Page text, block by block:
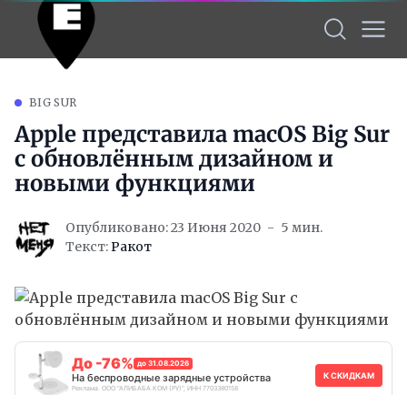
BIG SUR
Apple представила macOS Big Sur
с обновлённым дизайном и
новыми функциями
Опубликовано: 23 Июня 2020
5 мин.
Текст:Ракот
До -76% до 31.08.2026
На беспроводные зарядные устройства
Реклама. ООО "АЛИБАБА.КОМ (РУ)", ИНН 7703380158
К СКИДКАМ